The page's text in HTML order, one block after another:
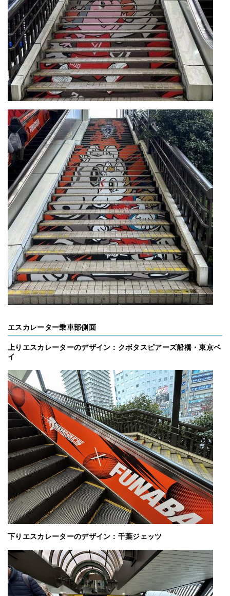
エスカレーター乗車部側面
上りエスカレーターのデザイン：クボタスピアーズ船橋・東京ベ
イ
下りエスカレーターのデザイン：千葉ジェッツ